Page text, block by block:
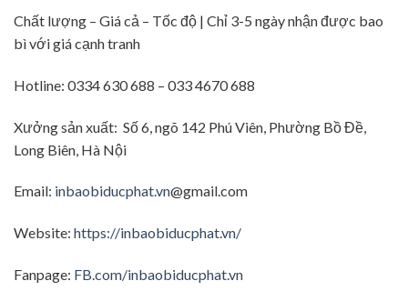
Chất lượng – Giá cả – Tốc độ | Chỉ 3-5 ngày nhận được bao
bì với giá cạnh tranh
Hotline: 0334 630 688 – 033 4670 688
Xưởng sản xuất: Số 6, ngõ 142 Phú Viên, Phường Bồ Đề,
Long Biên, Hà Nội
Email: inbaobiducphat.vn@gmail.com
Website: https://inbaobiducphat.vn/
Fanpage: FB.com/inbaobiducphat.vn